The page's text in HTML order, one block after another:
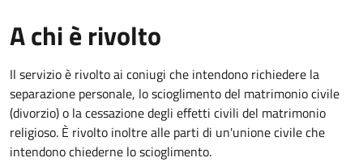
A chi è rivolto
Il servizio è rivolto ai coniugi che intendono richiedere la
separazione personale, lo scioglimento del matrimonio civile
(divorzio) o la cessazione degli effetti civili del matrimonio
religioso. È rivolto inoltre alle parti di un'unione civile che
intendono chiederne lo scioglimento.